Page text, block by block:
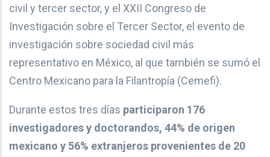
civil y tercer sector, y el XXII Congreso de
Investigación sobre el Tercer Sector, el evento de
investigación sobre sociedad civil más
representativo en México, al que también se sumó el
Centro Mexicano para la Filantropía (Cemefi).
Durante estos tres días participaron 176
investigadores y doctorandos, 44% de origen
mexicano y 56% extranjeros provenientes de 20